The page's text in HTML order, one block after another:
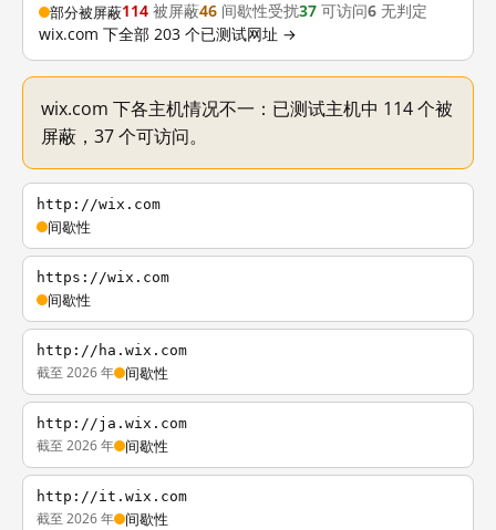
部分被屏蔽114 被屏蔽46 间歇性受扰37 可访问6 无判定
wix.com 下全部 203 个已测试网址 →
wix.com 下各主机情况不一：已测试主机中 114 个被
屏蔽，37 个可访问。
http://wix.com
间歇性
https://wix.com
间歇性
http://ha.wix.com
截至 2026 年 间歇性
http://ja.wix.com
截至 2026 年 间歇性
http://it.wix.com
截至 2026 年 间歇性